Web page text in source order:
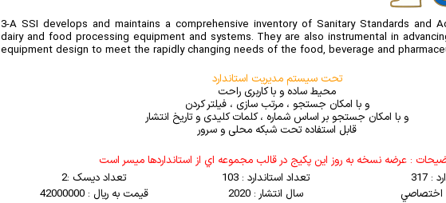
3-A SSI develops and maintains a comprehensive inventory of Sanitary Standards and
dairy and food processing equipment and systems. They are also instrumental in
equipment design to meet the rapidly changing needs of the food, beverage and
تحت سیستم مدیریت استاندارد
محیط ساده و با کاربری راحت
و با امکان جستجو ، مرتب سازی ، فیلتر کردن
و با امکان جستجو بر اساس شماره ، کلمات کلیدی و تاریخ انتشار
قابل استفاده تحت شبکه محلی و سرور
: عرضه نسخه به روز اين پکيج در قالب مجموعه اي از استانداردها ميسر است
تعداد دیسک :2
تعداد استاندارد : 103
317
قیمت به ریال : 42000000
سال انتشار : 2020 اختصاصي